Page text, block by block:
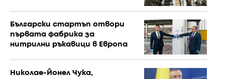
Български стартъп отвори
първата фабрика за
нитрилни ръкавици в Европа
Николае-Йонел Чука,